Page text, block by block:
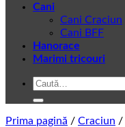
Cani
Cani Craciun
Cani BFF
Hanorace
Marimi tricouri
Caută
Prima pagină / Craciun /